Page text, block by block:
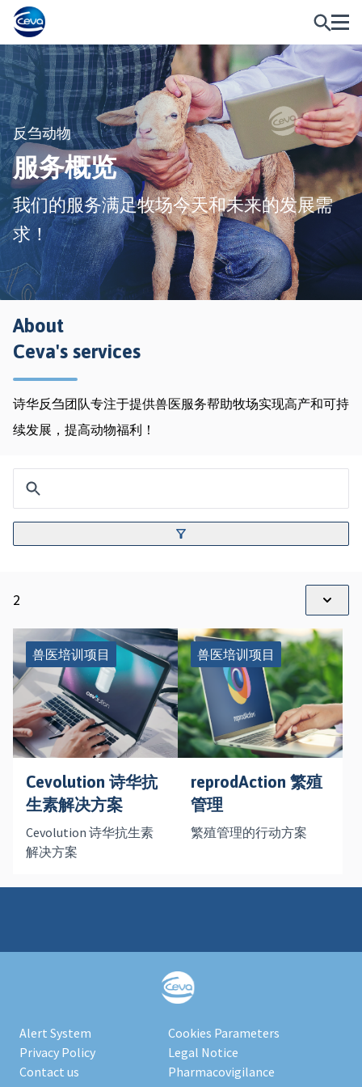
反刍动物
服务概览
我们的服务满足牧场今天和未来的发展需
求！
About
Ceva's services
诗华反刍团队专注于提供兽医服务帮助牧场实现高产和可持
续发展，提高动物福利！
2
兽医培训项目
Cevolution 诗华抗
生素解决方案
Cevolution 诗华抗生素
解决方案
兽医培训项目
reprodAction 繁殖
管理
繁殖管理的行动方案
Alert System
Cookies Parameters
Privacy Policy
Legal Notice
Contact us
Pharmacovigilance